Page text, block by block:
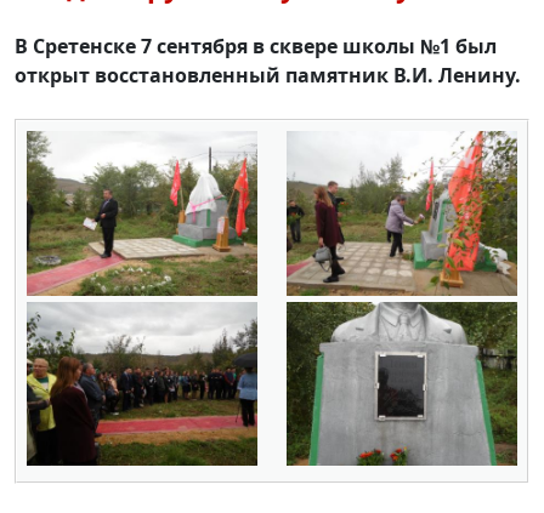
В Сретенске 7 сентября в сквере школы №1 был
открыт восстановленный памятник В.И. Ленину.